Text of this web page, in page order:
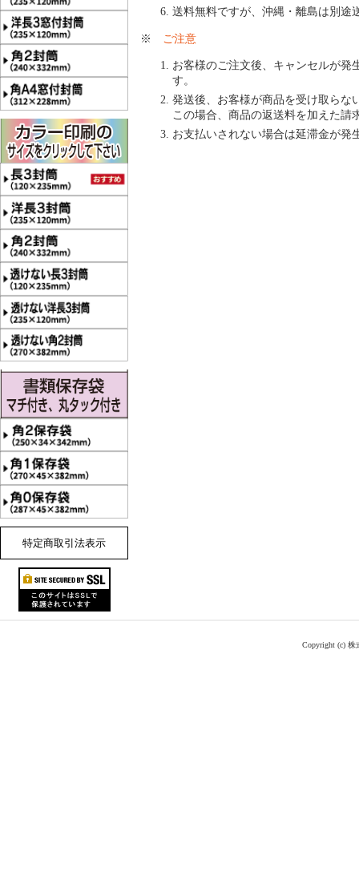
特定商取引法表示
送料無料ですが、沖縄・離島は別途
※ ご注意
お客様のご注文後、キャンセルが発
す。
発送後、お客様が商品を受け取らな
この場合、商品の返送料を加えた請
お支払いされない場合は延滞金が発
Copyright (c)